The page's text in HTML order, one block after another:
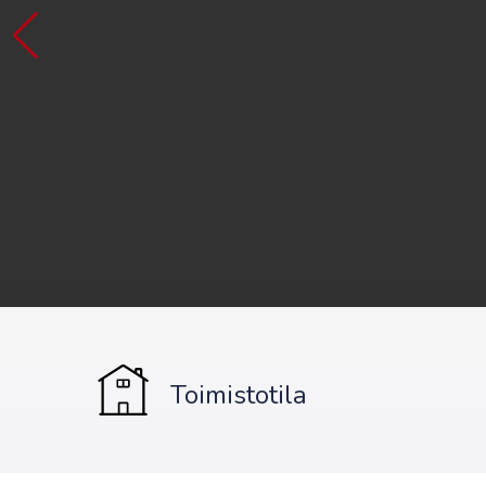
Toimistotila